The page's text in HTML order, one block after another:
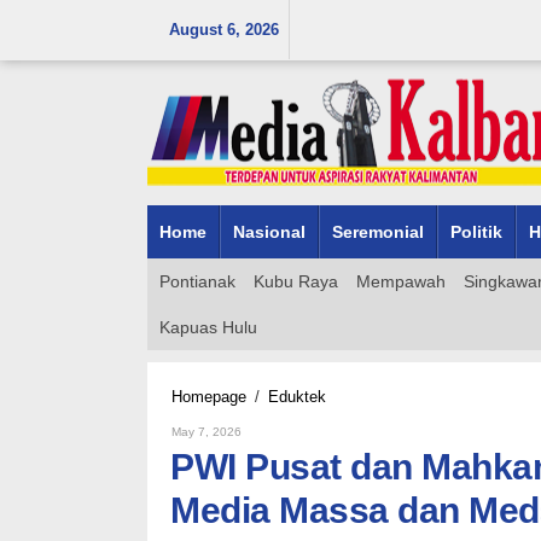
August 6, 2026
Home Nasional Seremonial Politik
Pontianak Kubu Raya Mempawah
Kapuas Hulu
Homepage / Eduktek
Mahkamah
Agung
Bahas
Pedoman
May 7, 2026
PWI Pusat dan
Media Massa dan